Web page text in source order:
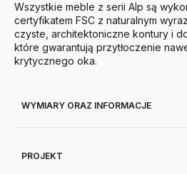
Wszystkie meble z serii Alp są
certyfikatem FSC z naturalnym
czyste, architektoniczne kontury i
które gwarantują przytłoczenie
krytycznego oka.
WYMIARY ORAZ INFORMACJE
PROJEKT